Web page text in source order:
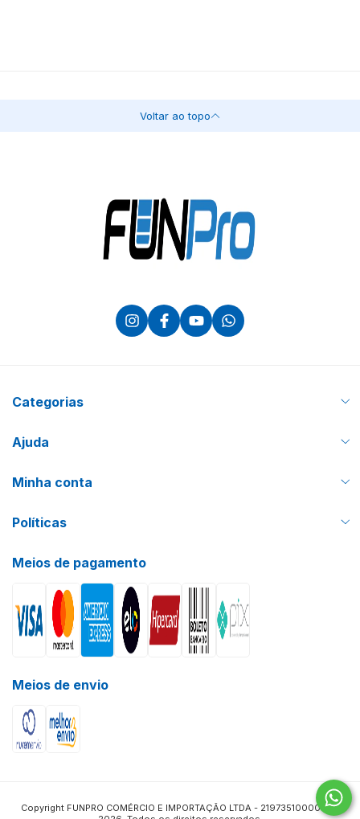
Voltar ao topo
Categorias
Ajuda
Minha conta
Políticas
Meios de pagamento
Meios de envio
Copyright FUNPRO COMÉRCIO E IMPORTAÇÃO LTDA - 21973510000115 -